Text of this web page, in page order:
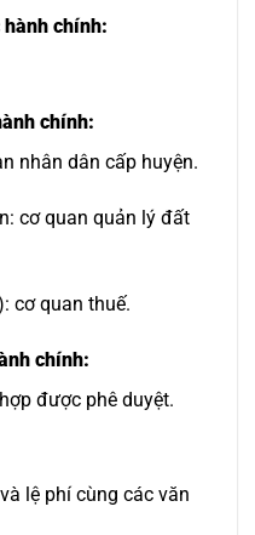
chính:
chính:
nhân dân cấp huyện.
cơ quan quản lý đất
cơ quan thuế.
chính:
được phê duyệt.
lệ phí cùng các văn